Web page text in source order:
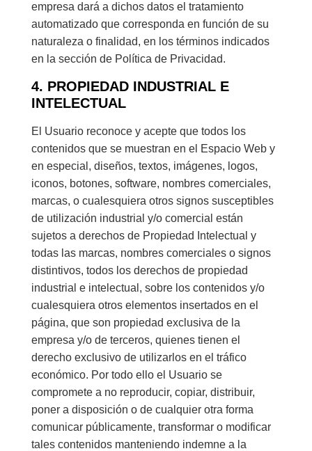
empresa dará a dichos datos el tratamiento
automatizado que corresponda en función de su
naturaleza o finalidad, en los términos indicados
en la sección de Política de Privacidad.
4. PROPIEDAD INDUSTRIAL E
INTELECTUAL
El Usuario reconoce y acepte que todos los
contenidos que se muestran en el Espacio Web y
en especial, diseños, textos, imágenes, logos,
iconos, botones, software, nombres comerciales,
marcas, o cualesquiera otros signos susceptibles
de utilización industrial y/o comercial están
sujetos a derechos de Propiedad Intelectual y
todas las marcas, nombres comerciales o signos
distintivos, todos los derechos de propiedad
industrial e intelectual, sobre los contenidos y/o
cualesquiera otros elementos insertados en el
página, que son propiedad exclusiva de la
empresa y/o de terceros, quienes tienen el
derecho exclusivo de utilizarlos en el tráfico
económico. Por todo ello el Usuario se
compromete a no reproducir, copiar, distribuir,
poner a disposición o de cualquier otra forma
comunicar públicamente, transformar o modificar
tales contenidos manteniendo indemne a la